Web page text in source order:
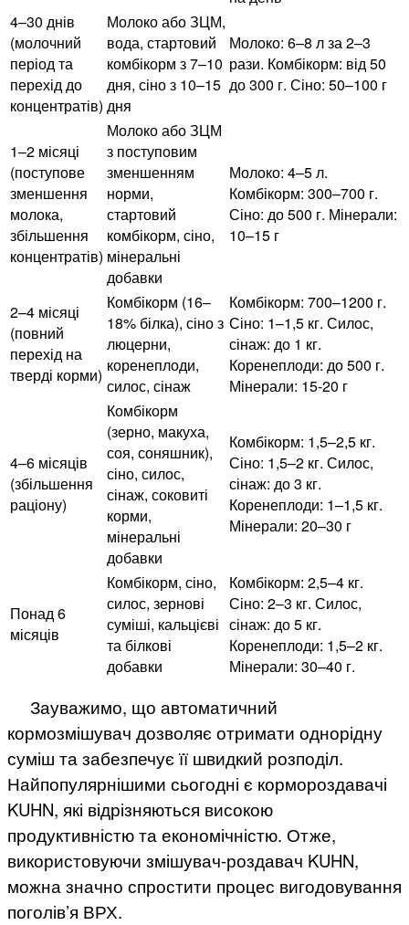
4–30 днів
(молочний
період та
перехід до
концентратів)
Молоко або ЗЦМ,
вода, стартовий
комбікорм з 7–10
дня, сіно з 10–15
дня
Молоко: 6–8 л за 2–3
рази. Комбікорм: від 50
до 300 г. Сіно: 50–100 г
1–2 місяці
(поступове
зменшення
молока,
збільшення
концентратів)
Молоко або ЗЦМ
з поступовим
зменшенням
норми,
стартовий
комбікорм, сіно,
мінеральні
добавки
Молоко: 4–5 л.
Комбікорм: 300–700 г.
Сіно: до 500 г. Мінерали:
10–15 г
2–4 місяці
(повний
перехід на
тверді корми)
Комбікорм (16–
18% білка), сіно з
люцерни,
коренеплоди,
силос, сінаж
Комбікорм: 700–1200 г.
Сіно: 1–1,5 кг. Силос,
сінаж: до 1 кг.
Коренеплоди: до 500 г.
Мінерали: 15-20 г
4–6 місяців
(збільшення
раціону)
Комбікорм
(зерно, макуха,
соя, соняшник),
сіно, силос,
сінаж, соковиті
корми,
мінеральні
добавки
Комбікорм: 1,5–2,5 кг.
Сіно: 1,5–2 кг. Силос,
сінаж: до 3 кг.
Коренеплоди: 1–1,5 кг.
Мінерали: 20–30 г
Понад 6
місяців
Комбікорм, сіно,
силос, зернові
суміші, кальцієві
та білкові
добавки
Комбікорм: 2,5–4 кг.
Сіно: 2–3 кг. Силос,
сінаж: до 5 кг.
Коренеплоди: 1,5–2 кг.
Мінерали: 30–40 г.
Зауважимо, що автоматичний
кормозмішувач дозволяє отримати однорідну
суміш та забезпечує її швидкий розподіл.
Найпопулярнішими сьогодні є кормороздавачі
KUHN, які відрізняються високою
продуктивністю та економічністю. Отже,
використовуючи змішувач-роздавач KUHN,
можна значно спростити процес вигодовування
поголів’я ВРХ.